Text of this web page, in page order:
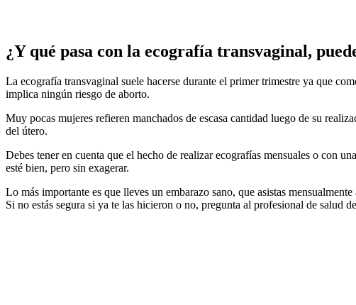
¿Y qué pasa con la ecografía transvaginal,
La ecografía transvaginal suele hacerse durante el primer trimestre ya que
implica ningún riesgo de aborto.
Muy pocas mujeres refieren manchados de escasa cantidad luego de su
del útero.
Debes tener en cuenta que el hecho de realizar ecografías mensuales o con
esté bien, pero sin exagerar.
Lo más importante es que lleves un embarazo sano, que asistas mensualmente
Si no estás segura si ya te las hicieron o no, pregunta al profesional de salud